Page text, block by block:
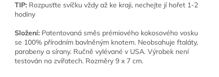
TIP: Rozpusťte svíčku vždy až ke kraji, nechejte jí hořet 1-2
hodiny
Složení: Patentovaná směs prémiového kokosového vosku
se 100% přírodním bavlněným knotem. Neobsahuje ftaláty,
parabeny a sírany. Ručně vylévané v USA. Výrobek není
testován na zvířatech. Rozměry 9 x 7 cm.